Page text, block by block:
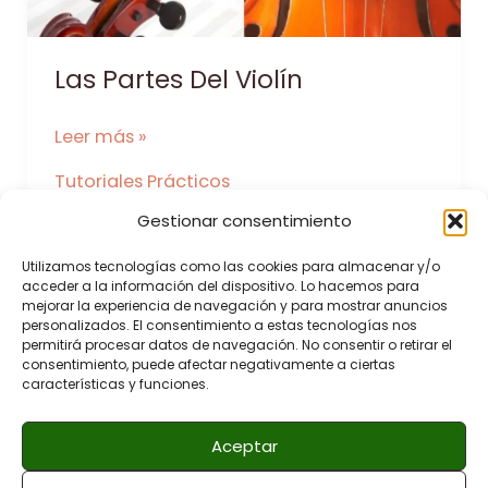
Gestionar consentimiento
Utilizamos tecnologías como las cookies para almacenar y/o
acceder a la información del dispositivo. Lo hacemos para
mejorar la experiencia de navegación y para mostrar anuncios
personalizados. El consentimiento a estas tecnologías nos
permitirá procesar datos de navegación. No consentir o retirar el
consentimiento, puede afectar negativamente a ciertas
características y funciones.
Aceptar
Las Partes Del Violín
Las
Del
Leer más »
Tutoriales Prácticos
Inicio
Contacto